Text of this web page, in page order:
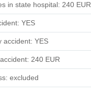
in state hospital: 240 EUR
YES
accident: YES
240 EUR
excluded